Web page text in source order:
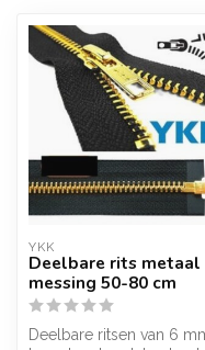
YKK
Deelbare rits metaal
messing 50-80 cm
Deelbare ritsen van 6